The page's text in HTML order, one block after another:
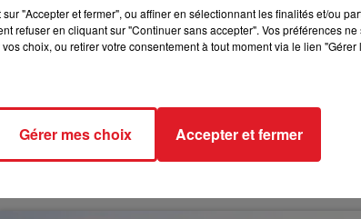
:
"Accepter et fermer", ou affiner en sélectionnant les finalités et/ou
refuser en cliquant sur "Continuer sans accepter". Vos préférences
choix, ou retirer votre consentement à tout moment via le lien
Gérer mes choix Accepter et fermer